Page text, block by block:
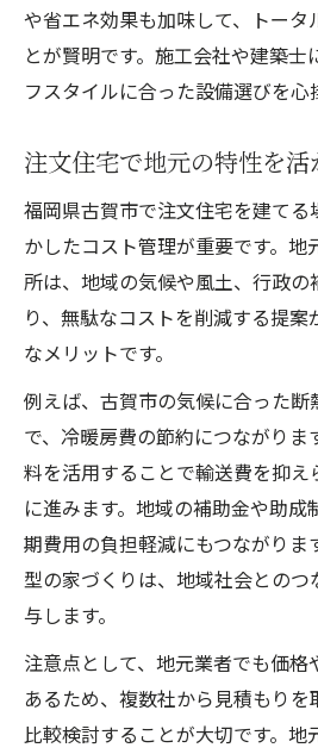
や省エネ効果も加味して、トータ
とが賢明です。施工会社や建築士
フスタイルに合った設備選びを心
注文住宅で地元の特性を
福岡県古賀市で注文住宅を建て
かしたコスト管理が重要です。地
所は、地域の気候や風土、行政
り、無駄なコストを削減する提
なメリットです。
例えば、古賀市の気候に合った断
で、冷暖房費の節約につながりま
料を活用することで輸送費を抑え
に進みます。地域の補助金や助成
期費用の負担軽減にもつながりま
型の家づくりは、地域社会との
与します。
注意点として、地元業者でも価格
あるため、複数社から見積もり
比較検討することが大切です。地